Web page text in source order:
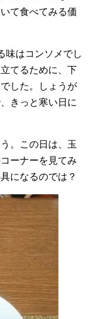
て食べてみる価
味はコンソメでし
てるために、下
した。しょうが
きっと寒い日に
。この日は、玉
ーナーを見てみ
になるのでは？